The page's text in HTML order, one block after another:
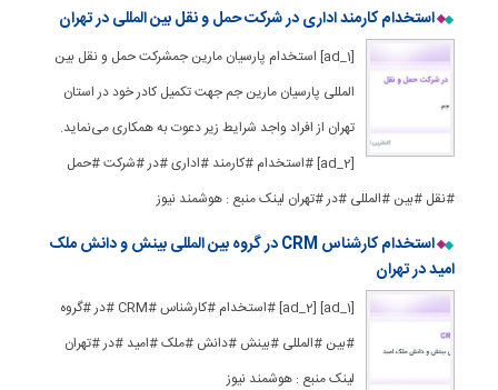
استخدام کارمند اداری در شرکت حمل و نقل بین المللی در تهران
[ad_1] استخدام پارسیان مارین جمشرکت حمل و نقل بین
المللی پارسیان مارین جم جهت تکمیل کادر خود در استان
تهران از افراد واجد شرایط زیر دعوت به همکاری می‌نماید.
[ad_2] #استخدام #کارمند #اداری #در #شرکت #حمل
#نقل #بین #المللی #در #تهران لینک منبع : هوشمند نیوز
استخدام کارشناس CRM در گروه بین المللی بینش و دانش ملک
امید در تهران
[ad_1] [ad_2] #استخدام #کارشناس #CRM #در #گروه
#بین #المللی #بینش #دانش #ملک #امید #در #تهران
لینک منبع : هوشمند نیوز